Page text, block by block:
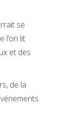
se
l’on lit
et des
de la